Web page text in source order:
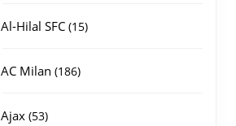
Al-Hilal SFC 1515
AC Milan 186186
Ajax 5353